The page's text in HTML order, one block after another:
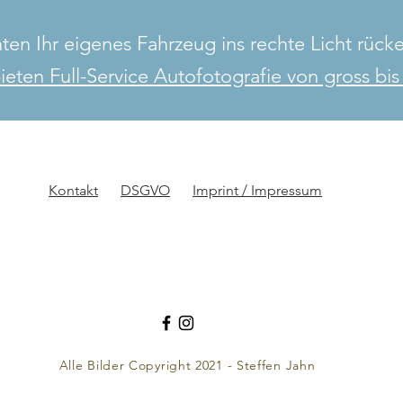
Ihr eigenes Fahrzeug ins rechte Licht
Full-Service Autofotografie von gross
Kontakt DSGVO Imprint / Impressum
Alle Bilder Copyright 2021 - Steffen Jahn